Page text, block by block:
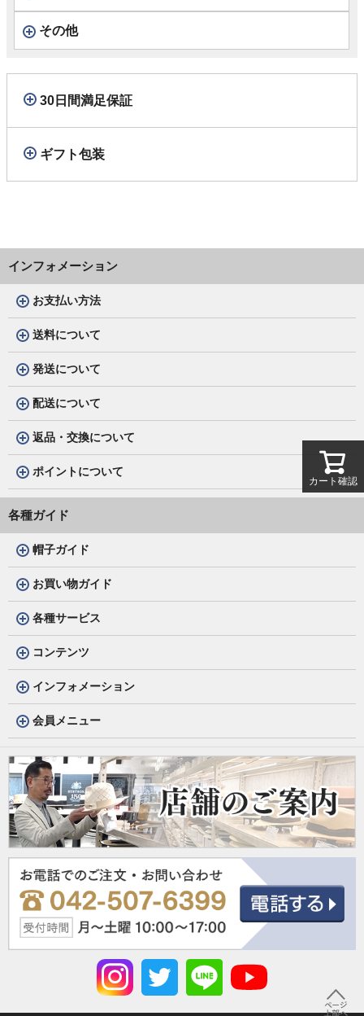
その他
30日間満足保証
ギフト包装
インフォメーション
お支払い方法
送料について
発送について
配送について
返品・交換について
ポイントについて
各種ガイド
帽子ガイド
お買い物ガイド
各種サービス
コンテンツ
インフォメーション
会員メニュー
カート確認